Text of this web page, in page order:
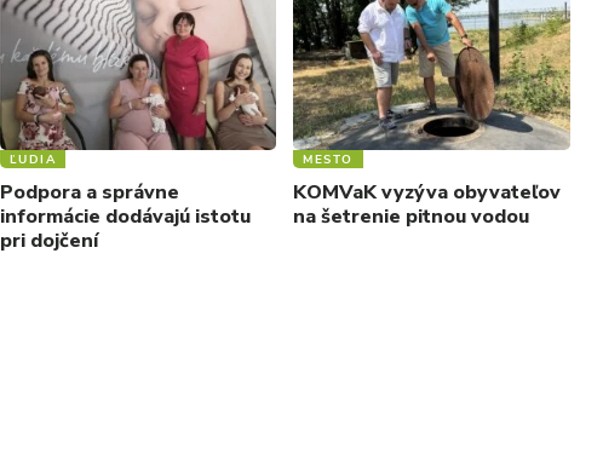
ĽUDIA
Podpora a správne
informácie dodávajú istotu
pri dojčení
MESTO
KOMVaK vyzýva obyvateľov
na šetrenie pitnou vodou